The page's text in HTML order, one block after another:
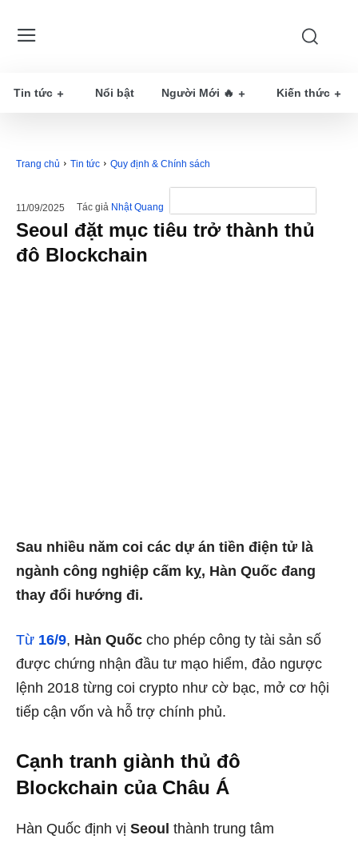
Tin tức Nổi bật Người Mới 🔥 Kiến thức
Trang chủ Tin tức Quy định & Chính sách
11/09/2025 Tác giả Nhật Quang
Seoul đặt mục tiêu trở thành thủ
đô Blockchain
Sau nhiều năm coi các dự án tiền điện tử là
ngành công nghiệp cấm kỵ, Hàn Quốc đang
thay đổi hướng đi.
Từ 16/9, Hàn Quốc cho phép công ty tài sản số
được chứng nhận đầu tư mạo hiểm, đảo ngược
lệnh 2018 từng coi crypto như cờ bạc, mở cơ hội
tiếp cận vốn và hỗ trợ chính phủ.
Cạnh tranh giành thủ đô
Blockchain của Châu Á
Hàn Quốc định vị Seoul thành trung tâm